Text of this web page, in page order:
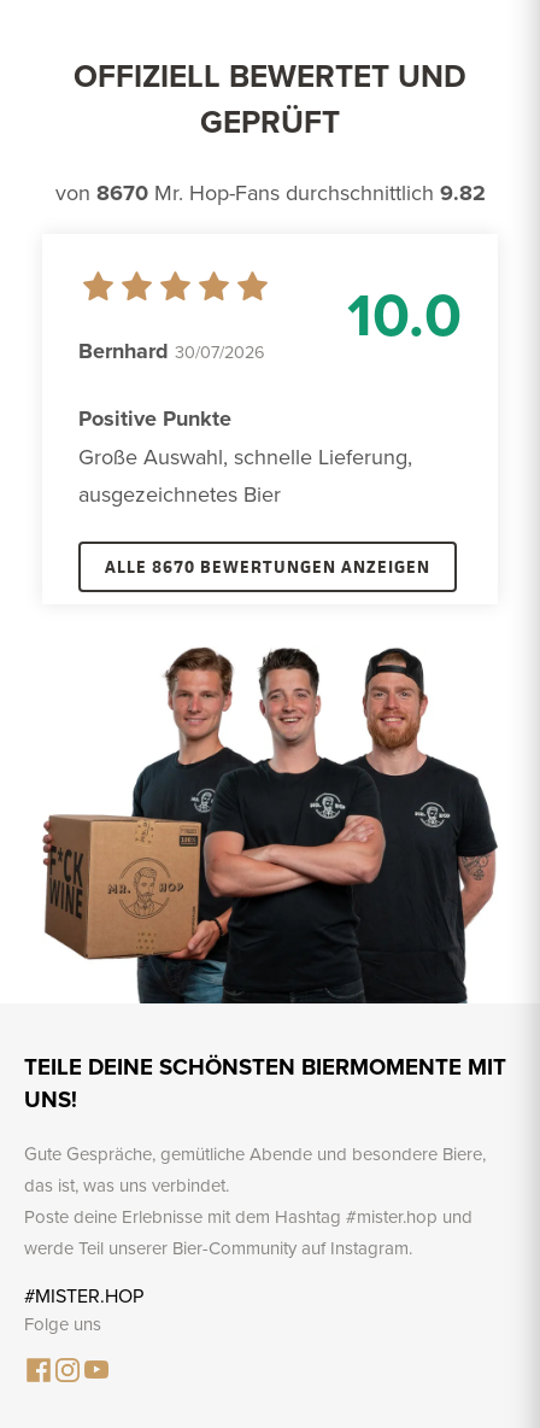
OFFIZIELL BEWERTET UND
GEPRÜFT
von 8670Mr. Hop-Fans durchschnittlich 9.82
10.0
Bernhard 30/07/2026
Positive Punkte
Große Auswahl, schnelle Lieferung,
ausgezeichnetes Bier
ALLE 8670 BEWERTUNGEN ANZEIGEN
TEILE DEINE SCHÖNSTEN BIERMOMENTE MIT
UNS!
Gute Gespräche, gemütliche Abende und besondere Biere,
das ist, was uns verbindet.
Poste deine Erlebnisse mit dem Hashtag #mister.hop und
werde Teil unserer Bier-Community auf Instagram.
#MISTER.HOP
Folge uns